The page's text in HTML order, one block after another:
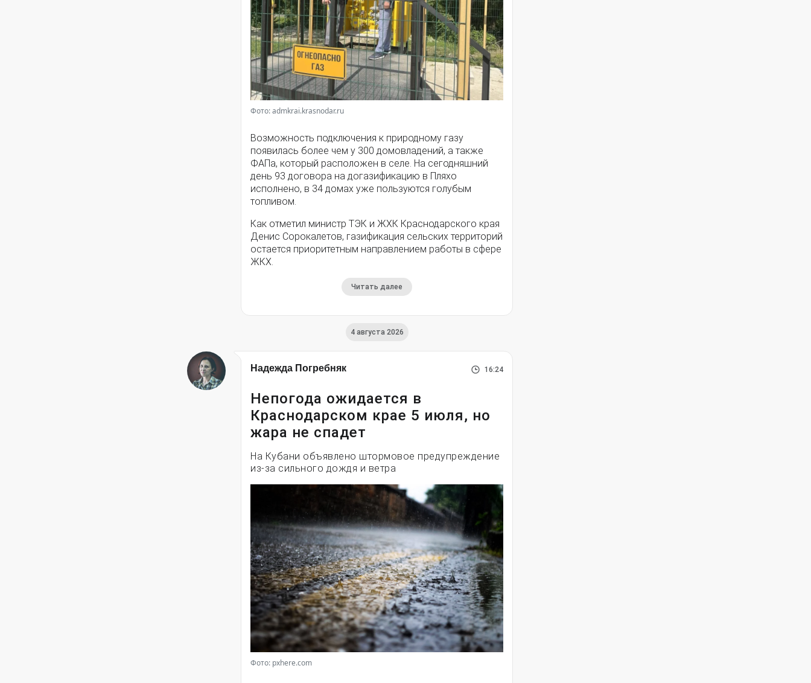
Фото: admkrai.krasnodar.ru
Возможность подключения к природному газу
появилась более чем у 300 домовладений, а также
ФАПа, который расположен в селе. На сегодняшний
день 93 договора на догазификацию в Пляхо
исполнено, в 34 домах уже пользуются голубым
топливом.
Как отметил министр ТЭК и ЖХК Краснодарского края
Денис Сорокалетов, газификация сельских территорий
остается приоритетным направлением работы в сфере
ЖКХ.
Читать далее
4 августа 2026
Надежда Погребняк 16:24
Непогода ожидается в
Краснодарском крае 5 июля, но
жара не спадет
На Кубани объявлено штормовое предупреждение
из-за сильного дождя и ветра
Фото: pxhere.com